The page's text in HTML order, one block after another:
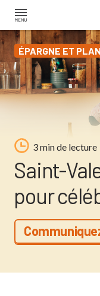
Aller
contenu
principalÉPARGNE ET
3 min de lecture
Saint-
pour